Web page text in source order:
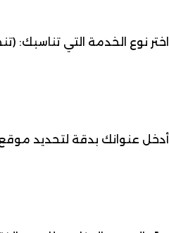
اختر نوع الخدمة التي تناسبك:
أدخل عنوانك بدقة لتحديد